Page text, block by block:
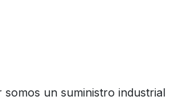
somos un suministro industrial